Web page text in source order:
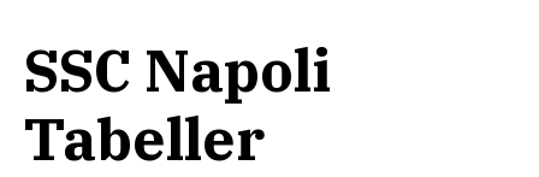
SSC Napoli
Tabeller